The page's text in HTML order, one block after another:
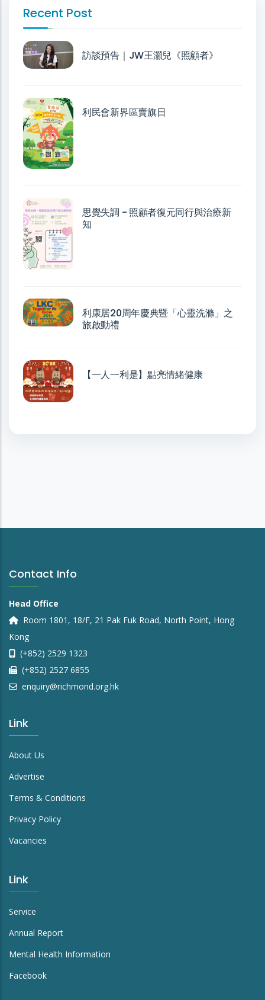
Recent Post
訪談預告｜JW王灝兒《照顧者》
利民會新界區賣旗日
思覺失調 - 照顧者復元同行與治療新
知
利康居20周年慶典暨「心靈洗滌」之
旅啟動禮
【一人一利是】點亮情緒健康
Contact Info
Head Office
Room 1801, 18/F, 21 Pak Fuk Road, North Point, Hong
Kong
(+852) 2529 1323
(+852) 2527 6855
enquiry@richmond.org.hk
Link
About Us
Advertise
Terms & Conditions
Privacy Policy
Vacancies
Link
Service
Annual Report
Mental Health Information
Facebook